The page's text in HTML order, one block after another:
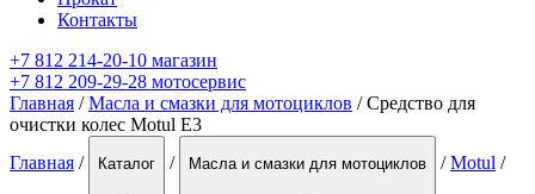
Контакты
+7 812 214-20-10 магазин
+7 812 209-29-28 мотосервис
Главная /Масла и смазки для мотоциклов / Средство для
очистки колес Motul E3
Главная / Каталог / Масла и смазки для мотоциклов / Motul /